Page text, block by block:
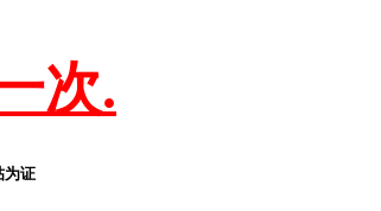
次.
为证